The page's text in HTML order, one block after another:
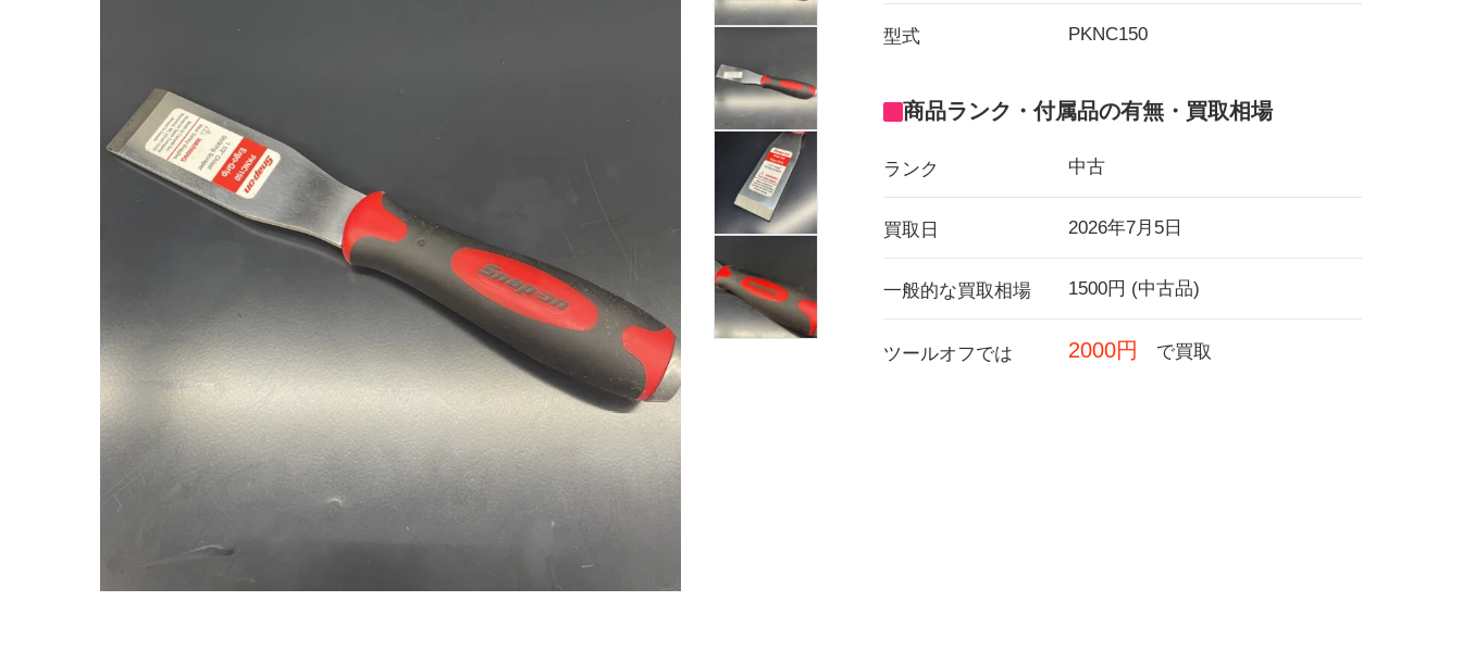
型式 PKNC150
商品ランク・付属品の有無・買取相場
ランク 中古
買取日 2026年7月5日
一般的な買取相場 1500円 (中古品)
ツールオフでは 2000円 で買取